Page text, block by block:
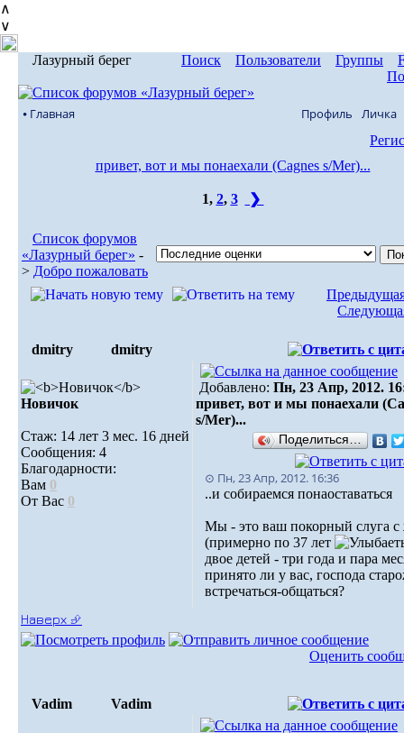
∧
∨
Лазурный берег Поиск Пользователи Группы
⦁ Главная Профиль Личка
привет, вот и мы понаехали (Cagnes s/Mer)...
1, 2, 3 ❯
Список форумов
«Лазурный берег» -
> Добро пожаловать
dmitry dmitry
Новичок
Стаж: 14 лет 3 мес. 16 дней
Сообщения: 4
Благодарности:
Вам 0
От Вас 0
Добавлено: Пн, 23 Апр, 2012.
привет, вот и мы понаехали
s/Mer)...
Поделиться…
⊙ Пн, 23 Апр, 2012. 16:36
..и собираемся понаоставаться
Мы - это ваш покорный слуга
(примерно по 37 лет
двое детей - три года и пара
принято ли у вас, господа
встречаться-общаться?
Наверх ⮵
Оценить
Vadim Vadim